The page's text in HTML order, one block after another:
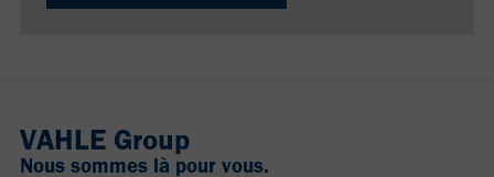
VAHLE Group
Nous sommes là pour vous.